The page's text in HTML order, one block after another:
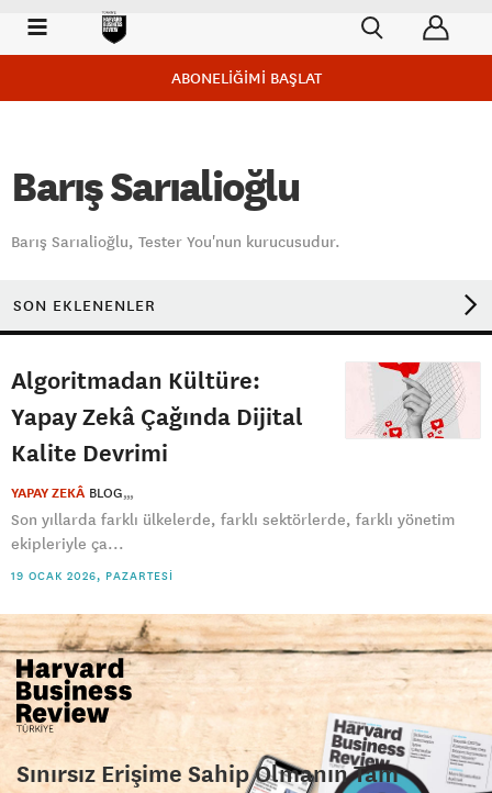
ABONELİĞİMİ BAŞLAT
Barış Sarıalioğlu
Barış Sarıalioğlu, Tester You'nun kurucusudur.
SON EKLENENLER
Algoritmadan Kültüre:
Yapay Zekâ Çağında Dijital
Kalite Devrimi
YAPAY ZEKÂ BLOG
Son yıllarda farklı ülkelerde, farklı sektörlerde, farklı yönetim
ekipleriyle ça...
19 OCAK 2026, PAZARTESI
Sınırsız Erişime Sahip Olmanın Tam